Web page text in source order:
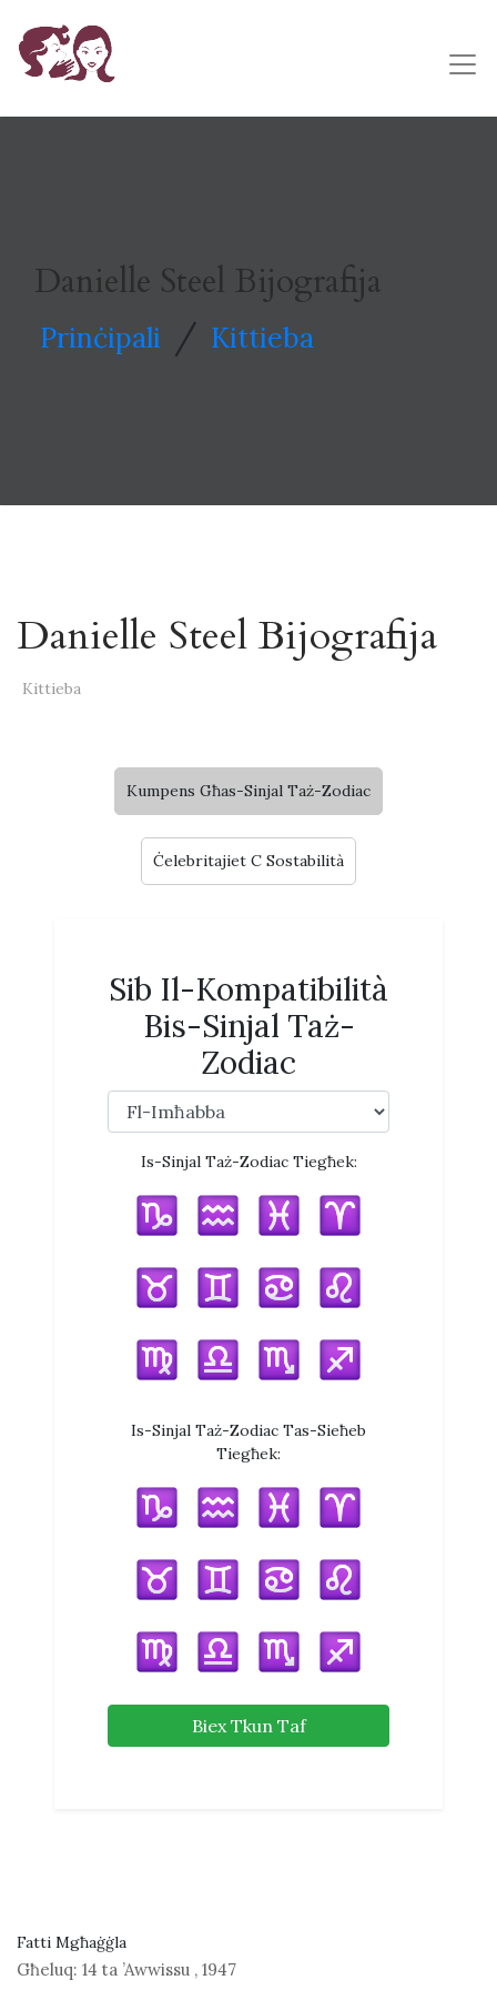
Danielle Steel Bijografija
Prinċipali / Kittieba
Danielle Steel Bijografija
Kittieba
Kumpens Għas-Sinjal Taż-Zodiac
Ċelebritajiet C Sostabilità
Sib Il-Kompatibilità
Bis-Sinjal Taż-
Zodiac
Is-Sinjal Taż-Zodiac Tiegħek:
Is-Sinjal Taż-Zodiac Tas-Sieħeb
Tiegħek:
Biex Tkun Taf
Fatti Mgħaġġla
Għeluq: 14 ta ’Awwissu , 1947